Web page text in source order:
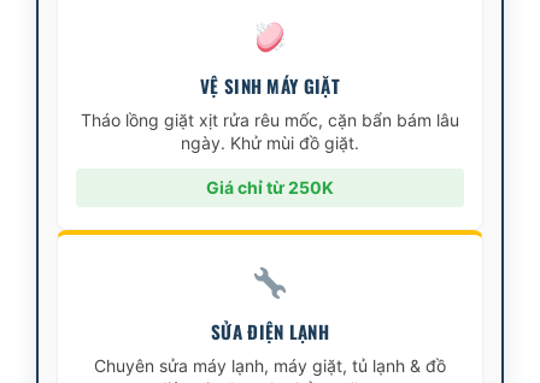
VỆ SINH MÁY GIẶT
Tháo lồng giặt xịt rửa rêu mốc, cặn bẩn bám lâu
ngày. Khử mùi đồ giặt.
Giá chỉ từ 250K
SỬA ĐIỆN LẠNH
Chuyên sửa máy lạnh, máy giặt, tủ lạnh & đồ